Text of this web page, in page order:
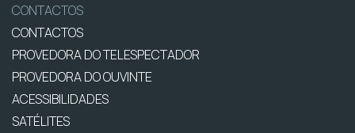
CONTACTOS
CONTACTOS
PROVEDORA DO TELESPECTADOR
PROVEDORA DO OUVINTE
ACESSIBILIDADES
SATÉLITES